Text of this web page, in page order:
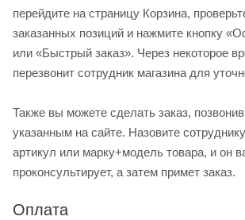
перейдите на страницу Корзина,
заказанных позиций и нажмите кнопку
или «Быстрый заказ». Через некоторое
перезвонит сотрудник магазина для
Также вы можете сделать заказ,
указанным на сайте. Назовите
артикул или марку+модель товара, и он
проконсультирует, а затем примет заказ.
Оплата